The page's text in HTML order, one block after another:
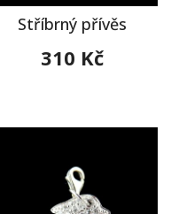
Stříbrný přívěs
310 Kč